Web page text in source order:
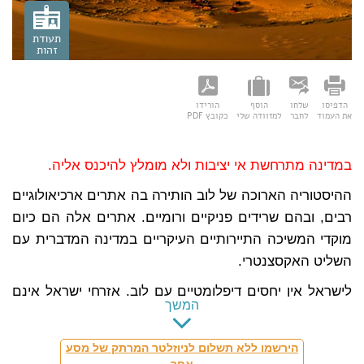
תעודת
זהות
תעודת זהות
הגדולה (Libya)
מטבע: דינר לובי
בירה: טריפולִי (Tripoli)
קידומת:
הפרש שעות:מינוס שעתיים
הדפיסו
את העמוד
שלחו
לחבר
הוסף
למזוודה שלי
הורידו
כקובץ PDF
במדינה מתרחשת אי יציבות ולא מומלץ להיכנס אליה.
ההיסטוריה הארוכה של לוב הותירה בה אתרים ארכיאולוגיים
רבים, ובהם שרידים פניקיים ורומיים. אתרים אלה הם כיום
מוקדי המשיכה התיירותיים העיקריים במדינה המדברית עם
השליט האקסצנטרי.
לישראל אין יחסים דיפלומטיים עם לוב. אזרחי ישראל אינם
ישנה אזהרת מסע ללוב של המטה ללוחמה בטרור, לפיה
מתקיימים סיכונים ממשיים על ביטחונם של תושבי ישראל
המשך
הירשמו ללא תשלום לניוזלטר המרתק של מסע